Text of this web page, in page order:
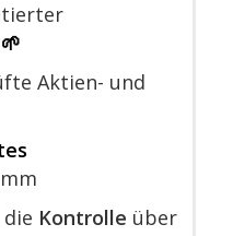
Aktien- und
Kontrolle über